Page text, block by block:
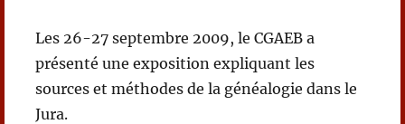
Les 26-27 septembre 2009, le CGAEB a
présenté une exposition expliquant les
sources et méthodes de la généalogie dans le
Jura.